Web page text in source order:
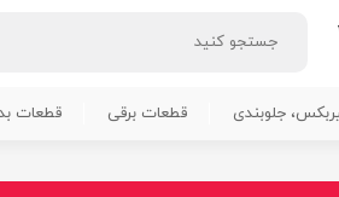
جلوبندی قطعات برقی قطعات